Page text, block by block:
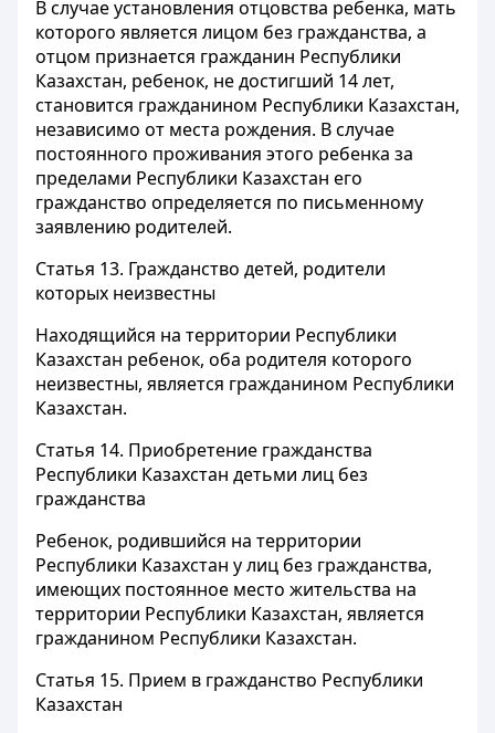
В случае установления отцовства ребенка, мать
которого является лицом без гражданства, а
отцом признается гражданин Республики
Казахстан, ребенок, не достигший 14 лет,
становится гражданином Республики Казахстан,
независимо от места рождения. В случае
постоянного проживания этого ребенка за
пределами Республики Казахстан его
гражданство определяется по письменному
заявлению родителей.
Статья 13. Гражданство детей, родители
которых неизвестны
Находящийся на территории Республики
Казахстан ребенок, оба родителя которого
неизвестны, является гражданином Республики
Казахстан.
Статья 14. Приобретение гражданства
Республики Казахстан детьми лиц без
гражданства
Ребенок, родившийся на территории
Республики Казахстан у лиц без гражданства,
имеющих постоянное место жительства на
территории Республики Казахстан, является
гражданином Республики Казахстан.
Статья 15. Прием в гражданство Республики
Казахстан